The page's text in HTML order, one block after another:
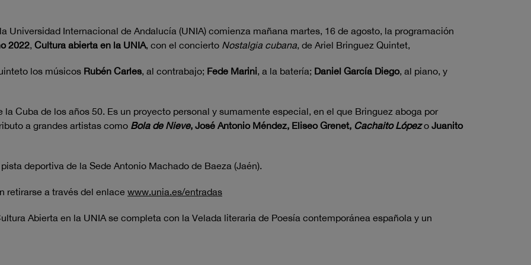
Universidad Internacional de Andalucía (UNIA) comienza mañana martes, 16 de agosto, la programación
2022, Cultura abierta en la UNIA, con el concierto Nostalgia cubana, de Ariel Bringuez Quintet,
los músicos Rubén Carles, al contrabajo; Fede Marini, a la batería; Daniel García Diego, al piano, y
Cuba de los años 50. Es un proyecto personal y sumamente especial, en el que Bringuez aboga por
a grandes artistas como Bola de Nieve, José Antonio Méndez, Eliseo Grenet, Cachaito Lópezo Juanito
deportiva de la Sede Antonio Machado de Baeza (Jaén).
retirarse a través del enlace www.unia.es/entradas
Abierta en la UNIA se completa con la Velada literaria de Poesía contemporánea española y un